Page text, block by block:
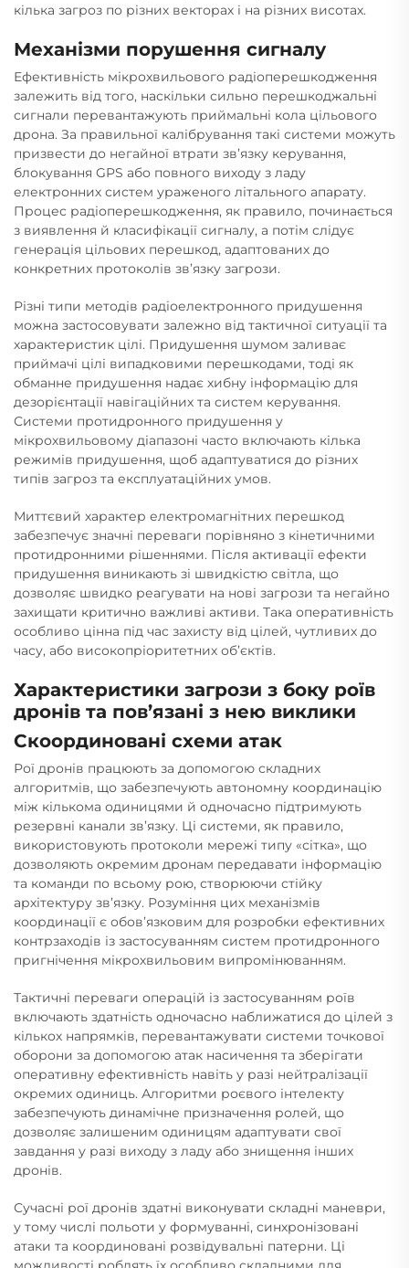
кілька загроз по різних векторах і на різних висотах.
Механізми порушення сигналу
Ефективність мікрохвильового радіоперешкодження
залежить від того, наскільки сильно перешкоджальні
сигнали перевантажують приймальні кола цільового
дрона. За правильної калібрування такі системи можуть
призвести до негайної втрати зв’язку керування,
блокування GPS або повного виходу з ладу
електронних систем ураженого літального апарату.
Процес радіоперешкодження, як правило, починається
з виявлення й класифікації сигналу, а потім слідує
генерація цільових перешкод, адаптованих до
конкретних протоколів зв’язку загрози.
Різні типи методів радіоелектронного придушення
можна застосовувати залежно від тактичної ситуації та
характеристик цілі. Придушення шумом заливає
приймачі цілі випадковими перешкодами, тоді як
обманне придушення надає хибну інформацію для
дезорієнтації навігаційних та систем керування.
Системи протидронного придушення у
мікрохвильовому діапазоні часто включають кілька
режимів придушення, щоб адаптуватися до різних
типів загроз та експлуатаційних умов.
Миттєвий характер електромагнітних перешкод
забезпечує значні переваги порівняно з кінетичними
протидронними рішеннями. Після активації ефекти
придушення виникають зі швидкістю світла, що
дозволяє швидко реагувати на нові загрози та негайно
захищати критично важливі активи. Така оперативність
особливо цінна під час захисту від цілей, чутливих до
часу, або високопріоритетних об’єктів.
Характеристики загрози з боку роїв
дронів та пов’язані з нею виклики
Скоординовані схеми атак
Рої дронів працюють за допомогою складних
алгоритмів, що забезпечують автономну координацію
між кількома одиницями й одночасно підтримують
резервні канали зв’язку. Ці системи, як правило,
використовують протоколи мережі типу «сітка», що
дозволяють окремим дронам передавати інформацію
та команди по всьому рою, створюючи стійку
архітектуру зв’язку. Розуміння цих механізмів
координації є обов’язковим для розробки ефективних
контрзаходів із застосуванням систем протидронного
пригнічення мікрохвильовим випромінюванням.
Тактичні переваги операцій із застосуванням роїв
включають здатність одночасно наближатися до цілей з
кількох напрямків, перевантажувати системи точкової
оборони за допомогою атак насичення та зберігати
оперативну ефективність навіть у разі нейтралізації
окремих одиниць. Алгоритми роєвого інтелекту
забезпечують динамічне призначення ролей, що
дозволяє залишеним одиницям адаптувати свої
завдання у разі виходу з ладу або знищення інших
дронів.
Сучасні рої дронів здатні виконувати складні маневри,
у тому числі польоти у формуванні, синхронізовані
атаки та координовані розвідувальні патерни. Ці